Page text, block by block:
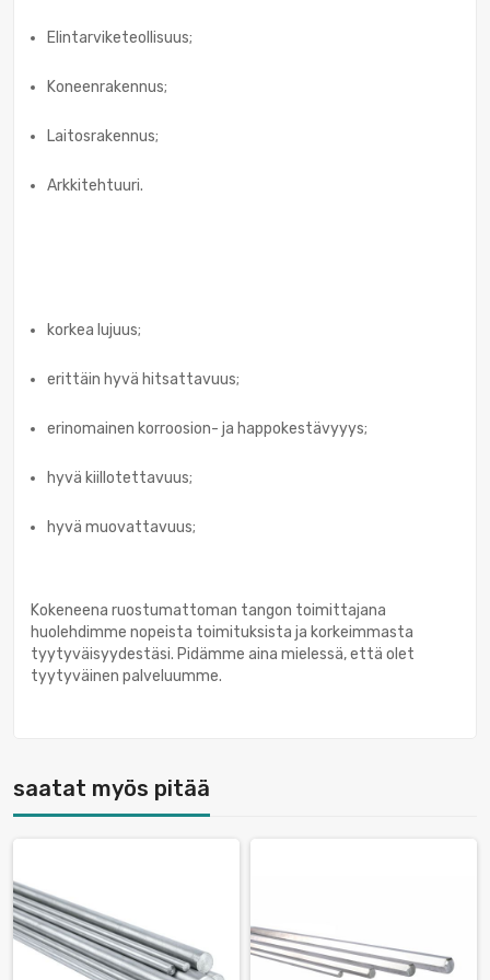
Elintarviketeollisuus;
Koneenrakennus;
Laitosrakennus;
Arkkitehtuuri.
korkea lujuus;
erittäin hyvä hitsattavuus;
erinomainen korroosion- ja happokestävyyys;
hyvä kiillotettavuus;
hyvä muovattavuus;
Kokeneena ruostumattoman tangon toimittajana
huolehdimme nopeista toimituksista ja korkeimmasta
tyytyväisyydestäsi. Pidämme aina mielessä, että olet
tyytyväinen palveluumme.
saatat myös pitää